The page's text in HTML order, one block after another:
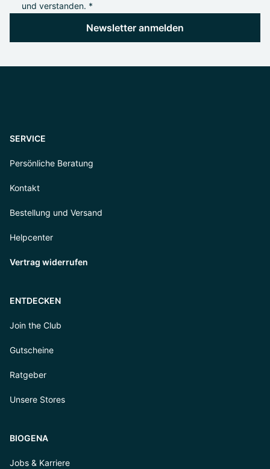
und verstanden. *
Newsletter anmelden
SERVICE
Persönliche Beratung
Kontakt
Bestellung und Versand
Helpcenter
Vertrag widerrufen
ENTDECKEN
Join the Club
Gutscheine
Ratgeber
Unsere Stores
BIOGENA
Jobs & Karriere